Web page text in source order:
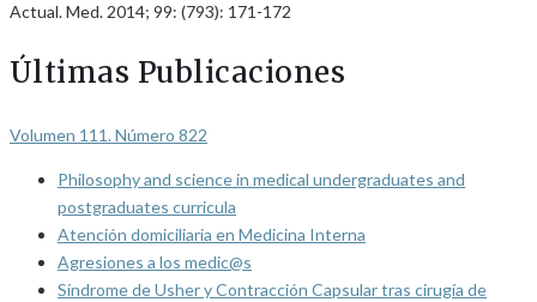
Actual. Med. 2014; 99: (793): 171-172
Últimas Publicaciones
Volumen 111. Número 822
Philosophy and science in medical undergraduates and
postgraduates curricula
Atención domiciliaria en Medicina Interna
Agresiones a los medic@s
Síndrome de Usher y Contracción Capsular tras cirugía de